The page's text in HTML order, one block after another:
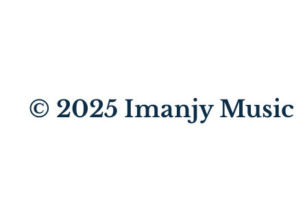
© 2025 Imanjy Music